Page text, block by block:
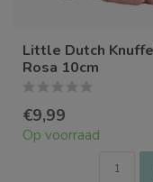
Little Dutch
Rosa 10cm
€9,99
Op voorraad